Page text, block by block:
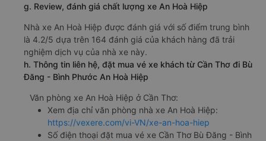
g. Review, đánh giá chất lượng xe An Hoà Hiệp
Nhà xe An Hoà Hiệp được đánh giá với số điểm trung bình
là 4.2/5 dựa trên 164 đánh giá của khách hàng đã trải
nghiệm dịch vụ của nhà xe này.
h. Thông tin liên hệ, đặt mua vé xe khách từ Cần Thơ đi Bù
Đăng - Bình Phước An Hoà Hiệp
Văn phòng xe An Hoà Hiệp ở Cần Thơ:
Xem địa chỉ văn phòng nhà xe An Hoà Hiệp:
https://vexere.com/vi-VN/xe-an-hoa-hiep
Số điện thoại đặt mua vé xe Cần Thơ Bù Đăng - Bình